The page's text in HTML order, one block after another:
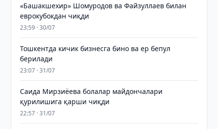
«Башакшехир» Шомуродов ва Файзуллаев билан
еврокубокдан чиқди
23:59 · 30/07
Тошкентда кичик бизнесга бино ва ер бепул
берилади
23:07 · 31/07
Саида Мирзиёева болалар майдончалари
қурилишига қарши чиқди
22:57 · 31/07